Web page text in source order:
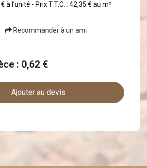
€ à l'unité - Prix T.T.C. : 42,35 € au m²
Recommander à un ami
: 0,62 €
Ajouter au devis